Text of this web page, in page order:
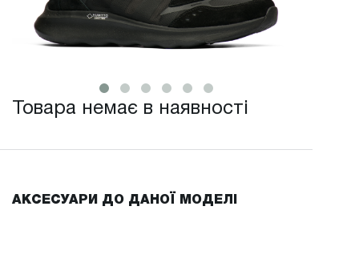
Товара немає в наявності
АКСЕСУАРИ ДО ДАНОЇ МОДЕЛІ